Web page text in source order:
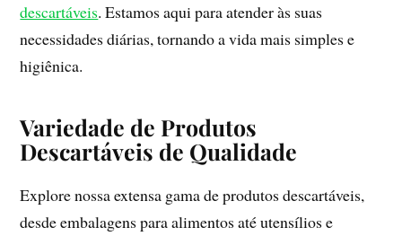
descartáveis. Estamos aqui para atender às suas
necessidades diárias, tornando a vida mais simples e
higiênica.
Variedade de Produtos
Descartáveis de Qualidade
Explore nossa extensa gama de produtos descartáveis,
desde embalagens para alimentos até utensílios e